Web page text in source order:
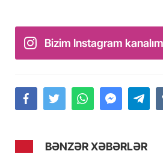
Bizim Instagram
BƏNZƏR XƏBƏRLƏR